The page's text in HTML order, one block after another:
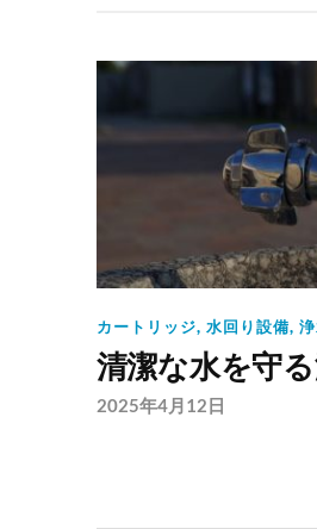
カートリッジ, 水回り設備,
清潔な水を守
2025年4月12日